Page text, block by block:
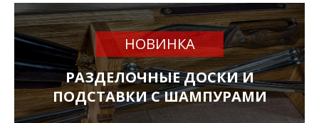
НОВИНКА
РАЗДЕЛОЧНЫЕ ДОСКИ И
ПОДСТАВКИ С ШАМПУРАМИ